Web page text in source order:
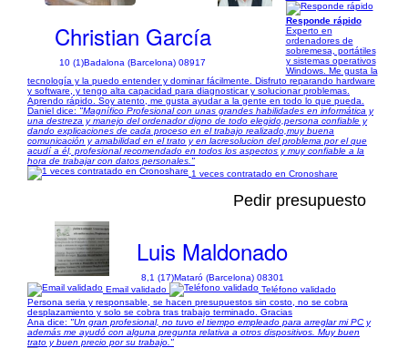
Christian García
10 (1)Badalona (Barcelona) 08917
Responde rápido
Experto en
ordenadores de
sobremesa, portátiles
y sistemas operativos
Windows. Me gusta la
tecnología y la puedo entender y dominar fácilmente. Disfruto reparando hardware
y software, y tengo alta capacidad para diagnosticar y solucionar problemas.
Aprendo rápido. Soy atento, me gusta ayudar a la gente en todo lo que pueda.
Daniel dice: "Magnífico Profesional con unas grandes habilidades en informática y
una destreza y manejo del ordenador digno de todo elegido,persona confiable y
dando explicaciones de cada proceso en el trabajo realizado,muy buena
comunicación y amabilidad en el trato y en lacresolucion del problema por el que
acudí a él, profesional recomendado en todos los aspectos y muy confiable a la
hora de trabajar con datos personales."
1 veces contratado en Cronoshare
Pedir presupuesto
Luis Maldonado
8,1 (17)Mataró (Barcelona) 08301
Email validado
Teléfono validado
Persona seria y responsable, se hacen presupuestos sin costo, no se cobra
desplazamiento y solo se cobra tras trabajo terminado. Gracias
Ana dice: "Un gran profesional, no tuvo el tiempo empleado para arreglar mi PC y
además me ayudó con alguna pregunta relativa a otros dispositivos. Muy buen
trato y buen precio por su trabajo."